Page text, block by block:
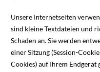
Unsere Internetseiten
sind kleine Textdateien und
Schaden an. Sie werden
einer Sitzung (Session-
Cookies) auf Ihrem Endgerät